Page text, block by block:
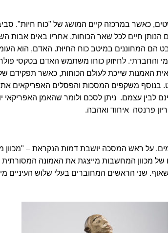
כאשר במרכזה קיים המושג של "כוח חיוּת".
הנותן חיים לכל שאר הכוחות, אחריו באים אבות
הם המחוננים במיטב כוח החיוּת. האדם, הוא
והחברתי. לחיזוק כוחו משתמש האדם בטקסי
האמנות שייכת לעולם הכוחות, כאשר תפקידם
בנוסף משקפים המסכות והפסלים האפריקאים
לבין עצמם. ניתן לסכם ולומר שהאמן האפריקאי
פרנסה איחוד ואהבה.
על ראש המסכה יושבת דמות הנקראת –
של מכוון המחשבות מייצגת את האמונה
שני הראשים המחוברים בעלי שלוש העיניים